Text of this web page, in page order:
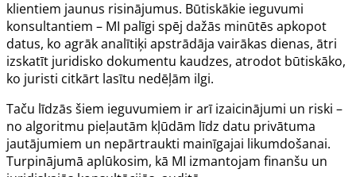
klientiem jaunus risinājumus. Būtiskākie ieguvumi
konsultantiem – MI palīgi spēj dažās minūtēs apkopot
datus, ko agrāk analītiķi apstrādāja vairākas dienas, ātri
izskatīt juridisko dokumentu kaudzes, atrodot būtiskāko,
ko juristi citkārt lasītu nedēļām ilgi.
Taču līdzās šiem ieguvumiem ir arī izaicinājumi un riski –
no algoritmu pieļautām kļūdām līdz datu privātuma
jautājumiem un nepārtraukti mainīgajai likumdošanai.
Turpinājumā aplūkosim, kā MI izmantojam finanšu un